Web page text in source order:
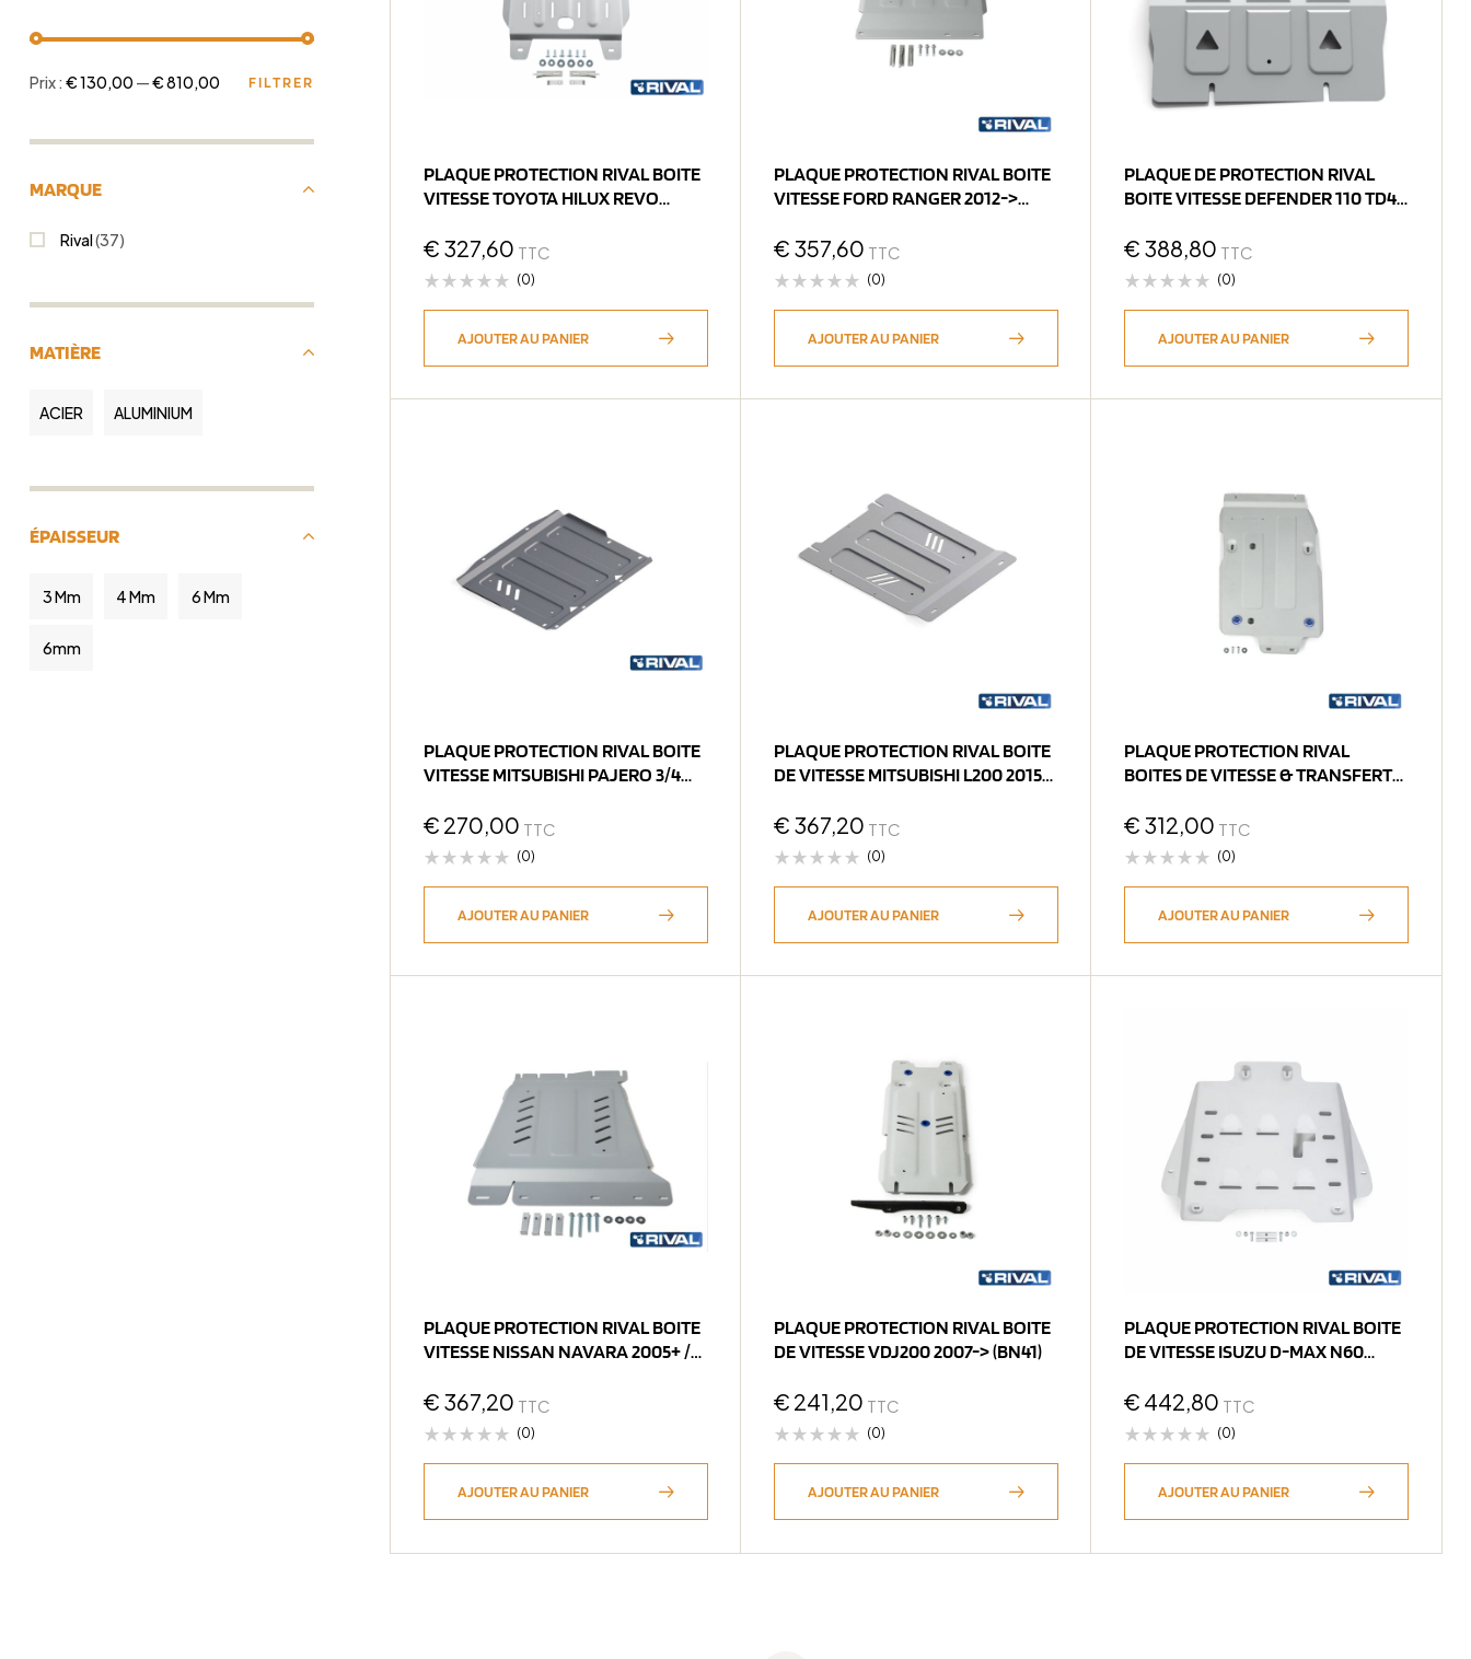
PLAQUE PROTECTION RIVAL BOITE
VITESSE TOYOTA HILUX REVO
€ 327,60 TTC
(0)
AJOUTER AU PANIER
PLAQUE PROTECTION RIVAL BOITE
VITESSE FORD RANGER 2012->
€ 357,60 TTC
(0)
AJOUTER AU PANIER
PLAQUE DE PROTECTION RIVAL
BOITE VITESSE DEFENDER 110 TD4
€ 388,80 TTC
(0)
AJOUTER AU PANIER
PLAQUE PROTECTION RIVAL BOITE
VITESSE MITSUBISHI PAJERO 3/4
€ 270,00 TTC
(0)
AJOUTER AU PANIER
PLAQUE PROTECTION RIVAL BOITE
DE VITESSE MITSUBISHI L200 2015-
€ 367,20 TTC
(0)
AJOUTER AU PANIER
PLAQUE PROTECTION RIVAL
BOITES DE VITESSE & TRANSFERT
€ 312,00 TTC
(0)
AJOUTER AU PANIER
PLAQUE PROTECTION RIVAL BOITE
VITESSE NISSAN NAVARA 2005+ /
€ 367,20 TTC
(0)
AJOUTER AU PANIER
PLAQUE PROTECTION RIVAL BOITE
DE VITESSE VDJ200 2007-> (bN41)
€ 241,20 TTC
(0)
AJOUTER AU PANIER
PLAQUE PROTECTION RIVAL BOITE
DE VITESSE ISUZU D-MAX N60
€ 442,80 TTC
(0)
AJOUTER AU PANIER
FILTRER
Prix : € 130,00 —€ 810,00
MARQUE
Rival(37)
MATIÈRE
ACIER ALUMINIUM
ÉPAISSEUR
3 Mm 4 Mm 6 Mm
6mm